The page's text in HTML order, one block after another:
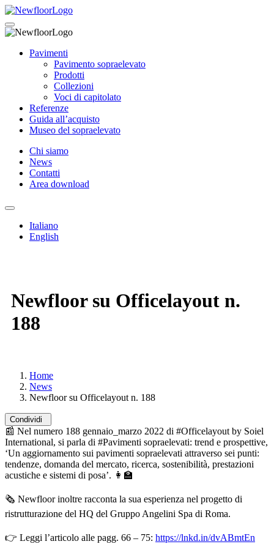
Pavimenti
Pavimento sopraelevato
Prodotti
Collezioni
Voci di capitolato
Referenze
Guida all’acquisto
Museo del sopraelevato
Chi siamo
News
Contatti
Area download
Italiano
English
Newfloor su Officelayout n.
188
Home
News
Newfloor su Officelayout n. 188
Condividi
📰 Nel numero 188 gennaio_marzo 2022 di #Officelayout by Soiel
International, si parla di #Pavimenti sopraelevati: trend e prospettive,
‘Un aggiornamento sui pavimenti sopraelevati attraverso sei punti:
tendenze, domanda del mercato, ricerca, sostenibilità, prestazioni
acustiche e sistemi di posa’. 👩‍🏫
🗞 Newfloor inoltre racconta la sua esperienza nel progetto di
ristrutturazione del HQ del Gruppo Angelini Spa di Roma.
👉 Leggi l’articolo alle pagg. 66 – 75: https://lnkd.in/dvABmtEn